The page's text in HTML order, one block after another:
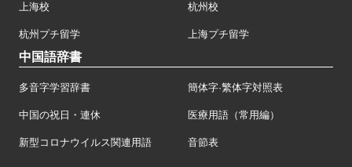
上海校 杭州校
杭州プチ留学 上海プチ留学
中国語辞書
多音字学習辞書 簡体字·繁体字対照表
中国の祝日・連休 医療用語（常用編）
新型コロナウイルス関連用語 音節表